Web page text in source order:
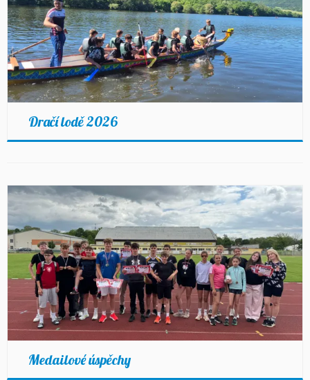
Dračí lodě 2026
Medailové úspěchy